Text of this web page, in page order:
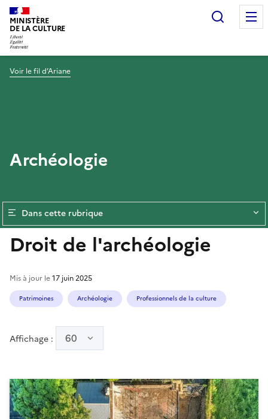
MINISTÈRE
DE LA CULTURE
Voir le fil d’Ariane
Archéologie
Dans cette rubrique
Droit de l'archéologie
Mis à jour le17 juin 2025
Patrimoines Archéologie Professionnels de la culture
Affichage : 60